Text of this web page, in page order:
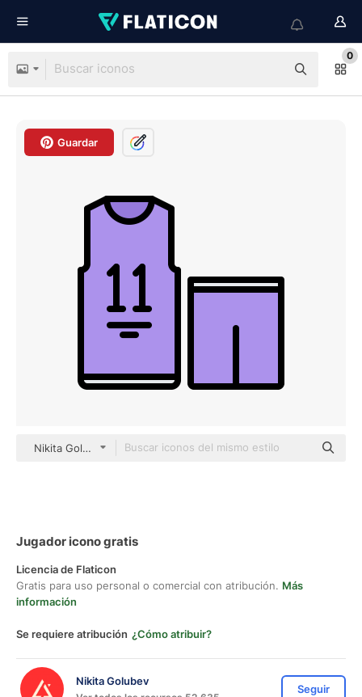
0
Guardar
Nikita Golubev color lineal-color
Jugador icono gratis
Licencia de Flaticon
Gratis para uso personal o comercial con atribución. Más
información
Se requiere atribución ¿Cómo atribuir?
Nikita Golubev
Seguir